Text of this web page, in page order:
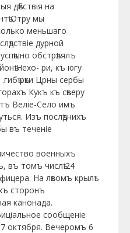
дѣйствія на
Отру мы
меньшаго
дурной
обстрѣлялъ
Нехо- ри, къ югу
рѣки Црны сербы
Кукъ къ сѣверу
Веліе-Село имъ
Изъ послѣднихъ
въ теченіе
военныхъ
въ томъ числѣ 24
На лѣвомъ крылѣ
сторонъ
канонада.
сообщеніе
октября. Вечеромъ 6